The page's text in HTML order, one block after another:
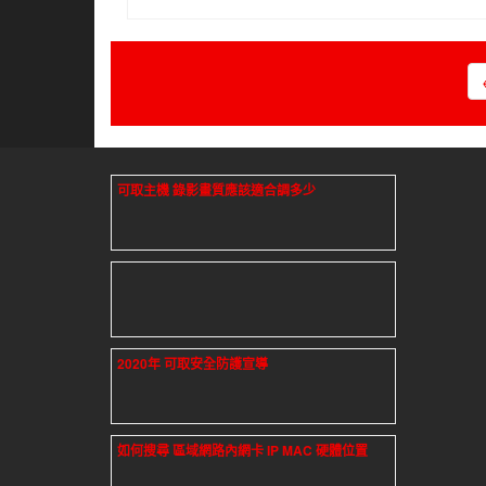
可取主機 錄影畫質應該適合調多少
2020年 可取安全防護宣導
如何搜尋 區域網路內網卡 IP MAC 硬體位置